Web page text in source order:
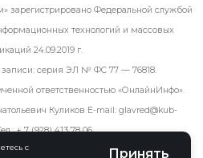
с
Принять
зарегистрировано Федеральной службой
технологий и массовых
24.09.2019 г.
серия ЭЛ № ФС 77 — 76818.
ответственностью «ОнлайнИнфо».
Куликов E-mail: glavred@kub-
+ 7 (928) 413 78 06.